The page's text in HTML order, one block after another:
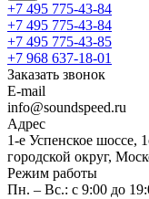
+7 495 775-43-84
+7 495 775-43-84
+7 495 775-43-85
+7 968 637-18-01
Заказать звонок
E-mail
info@soundspeed.ru
Адрес
1-е Успенское
городской округ,
Режим работы
Пн. – Вс.: с 9:00 до